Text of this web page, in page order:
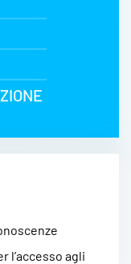
l’accesso agli